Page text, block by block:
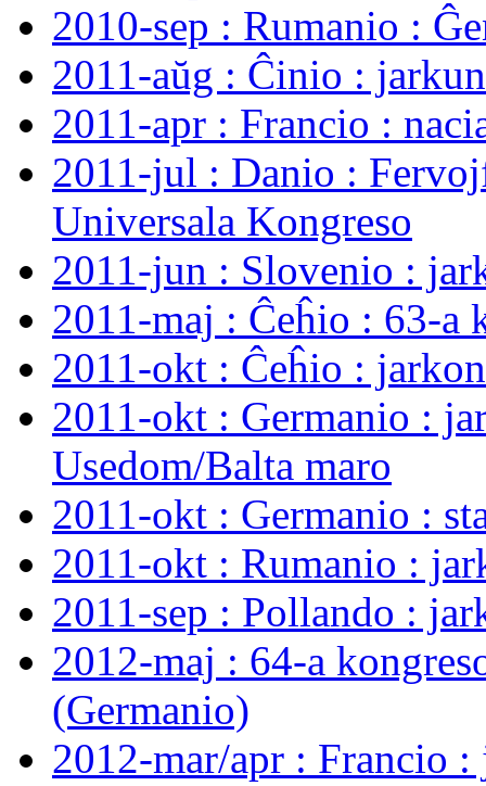
2010-sep : Rumanio :
2011-aŭg : Ĉinio :
2011-apr : Francio :
2011-jul : Danio :
Universala Kongreso
2011-jun : Slovenio :
2011-maj : Ĉeĥio : 63-a
2011-okt : Ĉeĥio :
2011-okt : Germanio :
Usedom/Balta maro
2011-okt : Germanio :
2011-okt : Rumanio :
2011-sep : Pollando :
2012-maj : 64-a
(Germanio)
2012-mar/apr : Francio :